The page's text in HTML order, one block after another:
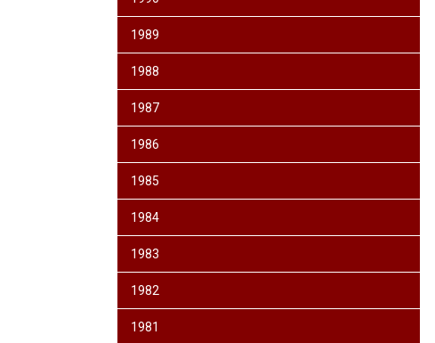
1989
1988
1987
1986
1985
1984
1983
1982
1981